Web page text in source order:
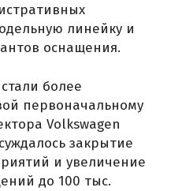
линейку и
оснащения.
более
первоначальному
Volkswagen
закрытие
и увеличение
до 100 тыс.